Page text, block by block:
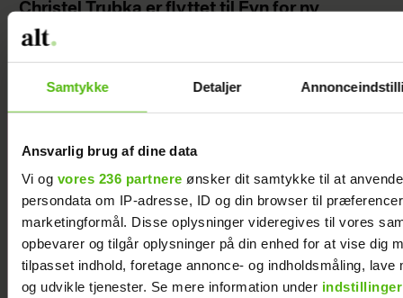
Samtykke Detaljer
Ansvarlig brug af dine data
Vi og vores 236 partnere ønsker dit samtykke til at
persondata om IP-adresse, ID og din browser til
marketingformål. Disse oplysninger videregives til vores
opbevarer og tilgår oplysninger på din enhed for at vise dig
tilpasset indhold, foretage annonce- og indholdsmåling, lave
og udvikle tjenester. Se mere information under indstillinger
Christel Trubka er flyttet til Fyn for ny
kæreste
forklarer
vægttab